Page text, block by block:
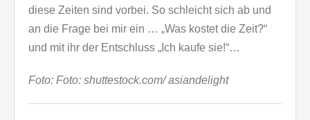
diese Zeiten sind vorbei. So schleicht sich ab und
an die Frage bei mir ein … „Was kostet die Zeit?“
und mit ihr der Entschluss „Ich kaufe sie!“…
Foto: Foto: shuttestock.com/ asiandelight